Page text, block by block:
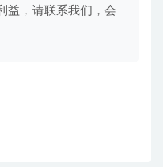
益，请联系我们，会